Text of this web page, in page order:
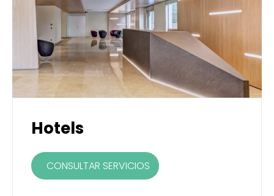
Hotels
CONSULTAR SERVICIOS